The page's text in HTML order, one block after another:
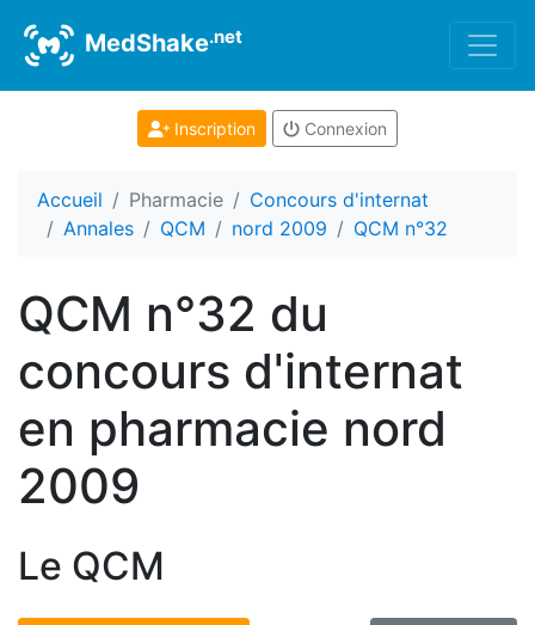
MedShake.net
Inscription Connexion
Accueil Pharmacie
Concours d'internat
Annales
QCM nord 2009 QCM n°32
QCM n°32 du
concours d'internat
en pharmacie nord
2009
Le QCM